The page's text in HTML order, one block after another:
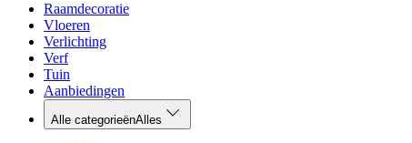
Raamdecoratie
Vloeren
Verlichting
Verf
Tuin
Aanbiedingen
Alle categorieënAlles